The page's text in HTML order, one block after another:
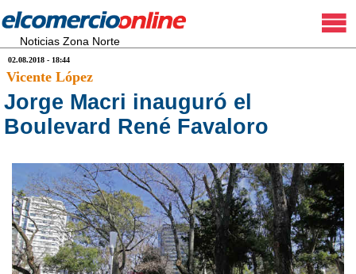
Noticias Zona Norte
02.08.2018 - 18:44
Vicente López
Jorge Macri inauguró el
Boulevard René Favaloro